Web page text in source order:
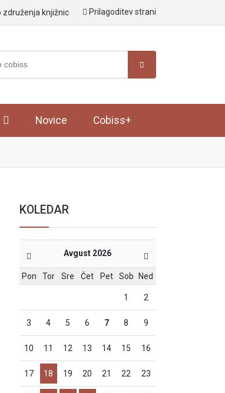
Prilagoditev strani
Novice Cobiss+
KOLEDAR
Avgust 2026
Pon Tor Sre Čet Pet Sob Ned
1 2
3 4 5 6 7 8 9
10 11 12 13 14 15 16
17 18 19 20 21 22 23